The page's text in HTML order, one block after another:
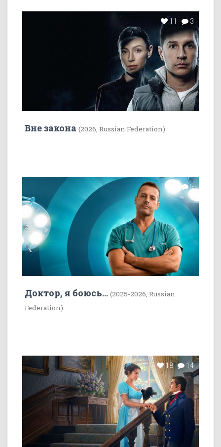
11 3
Вне закона (2026, Russian Federation)
7 5
Доктор, я боюсь... (2025-2026, Russian
Federation)
18 14